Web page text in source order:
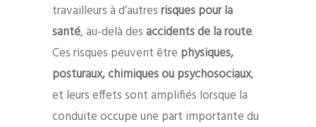
travailleurs à d’autresrisques pour la
santé, au-delà desaccidents de la route.
Ces risques peuvent être physiques,
posturaux, chimiques ou psychosociaux,
et leurs effets sont amplifiés lorsque la
conduite occupe une part importante du